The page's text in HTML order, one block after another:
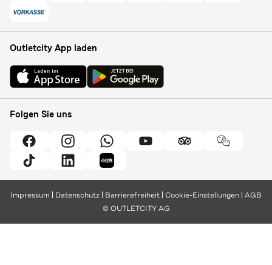
Outletcity App laden
Folgen Sie uns
Impressum Datenschutz Barrierefreiheit Cookie-Einstellungen AGB
© OUTLETCITY AG